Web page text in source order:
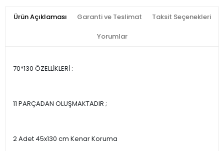
Ürün Açıklaması Garanti ve Teslimat Taksit Seçenekleri
Yorumlar
70*130 ÖZELLİKLERİ :
11 PARÇADAN OLUŞMAKTADIR ;
2 Adet 45x130 cm Kenar Koruma